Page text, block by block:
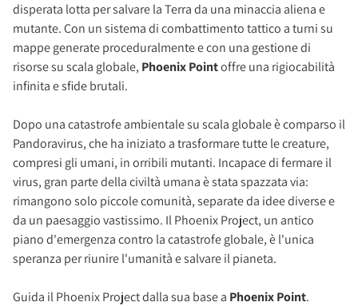
disperata lotta per salvare la Terra da una minaccia aliena e
mutante. Con un sistema di combattimento tattico a turni su
mappe generate proceduralmente e con una gestione di
risorse su scala globale, Phoenix Pointoffre una rigiocabilità
infinita e sfide brutali.
Dopo una catastrofe ambientale su scala globale è comparso il
Pandoravirus, che ha iniziato a trasformare tutte le creature,
compresi gli umani, in orribili mutanti. Incapace di fermare il
virus, gran parte della civiltà umana è stata spazzata via:
rimangono solo piccole comunità, separate da idee diverse e
da un paesaggio vastissimo. Il Phoenix Project, un antico
piano d'emergenza contro la catastrofe globale, è l'unica
speranza per riunire l'umanità e salvare il pianeta.
Guida il Phoenix Project dalla sua base a Phoenix Point.